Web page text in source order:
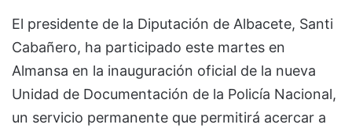
El presidente de la Diputación de Albacete, Santi
Cabañero, ha participado este martes en
Almansa en la inauguración oficial de la nueva
Unidad de Documentación de la Policía Nacional,
un servicio permanente que permitirá acercar a